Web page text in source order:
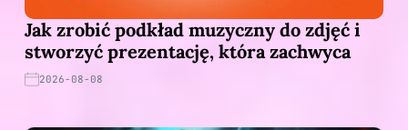
Jak zrobić podkład muzyczny do zdjęć i
stworzyć prezentację, która zachwyca
2026-08-08